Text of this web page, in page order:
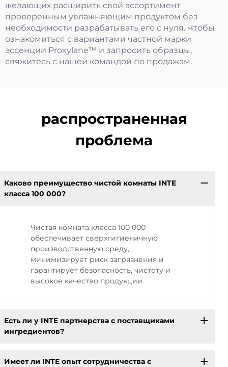
желающих расширить свой ассортимент
проверенным увлажняющим продуктом без
необходимости разрабатывать его с нуля. Чтобы
ознакомиться с вариантами частной марки
эссенции Proxylane™ и запросить образцы,
свяжитесь с нашей командой по продажам.
распространенная
проблема
Каково преимущество чистой комнаты INTE
класса 100 000?
Чистая комната класса 100 000
обеспечивает сверхгигиеничную
производственную среду,
минимизирует риск загрязнения и
гарантирует безопасность, чистоту и
высокое качество продукции.
Есть ли у INTE партнерства с поставщиками
ингредиентов?
Имеет ли INTE опыт сотрудничества с